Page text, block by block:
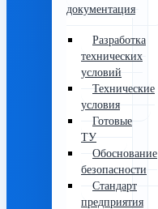
документация
Разработка
технических
условий
Технические
условия
Готовые
ТУ
Обоснование
безопасности
Стандарт
предприятия